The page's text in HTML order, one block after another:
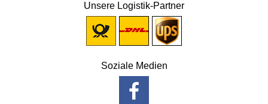
Unsere Logistik-Partner
Soziale Medien